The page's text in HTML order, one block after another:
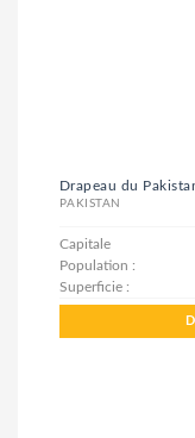
Drapeau du
PAKISTAN
Capitale
Population :
Superficie :